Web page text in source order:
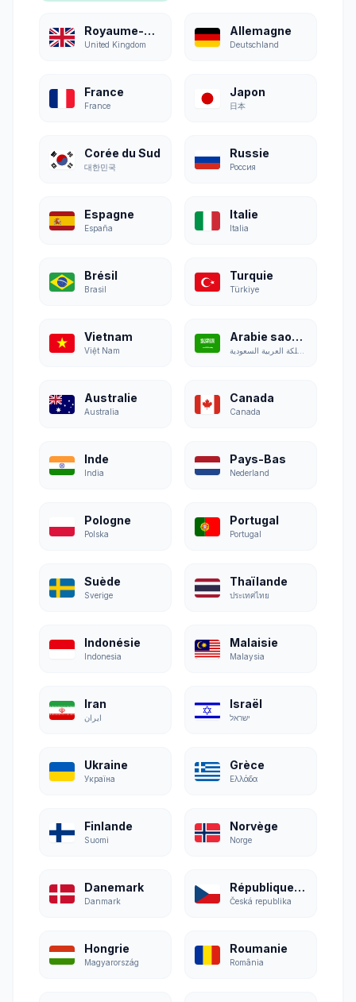
Royaume-Uni
United Kingdom
Allemagne
Deutschland
France
France
Japon
日本
Corée du Sud
대한민국
Russie
Россия
Espagne
España
Italie
Italia
Brésil
Brasil
Turquie
Türkiye
Vietnam
Việt Nam
Arabie saoudite
Australie
Australia
Canada
Canada
Inde
India
Pays-Bas
Nederland
Pologne
Polska
Portugal
Portugal
Suède
Sverige
Thaïlande
ประเทศไทย
Indonésie
Indonesia
Malaisie
Malaysia
Iran
ایران
Israël
ישראל
Ukraine
Україна
Grèce
Ελλάδα
Finlande
Suomi
Norvège
Norge
Danemark
Danmark
République tchèque
Česká republika
Hongrie
Magyarország
Roumanie
România